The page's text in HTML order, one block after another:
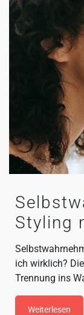
Styling
ich wirklich?
Trennung ins
Weiterlesen